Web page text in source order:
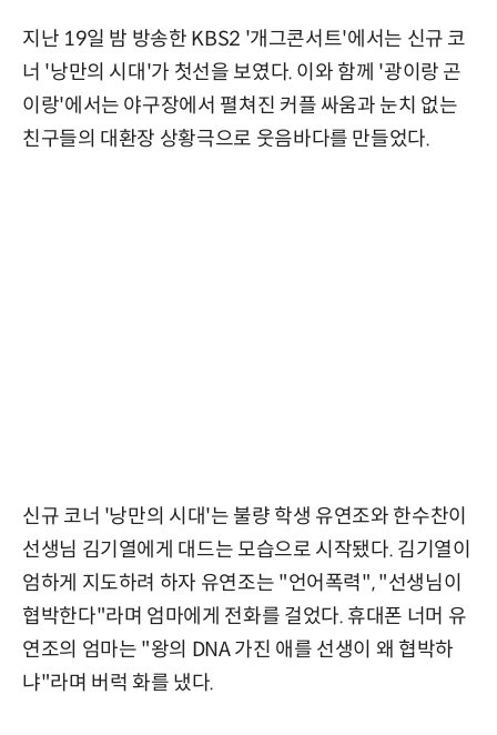
지난 19일 밤 방송한 KBS2 '개그콘서트'에서는 신규 코
너 '낭만의 시대'가 첫선을 보였다. 이와 함께 '광이랑 곤
이랑'에서는 야구장에서 펼쳐진 커플 싸움과 눈치 없는
친구들의 대환장 상황극으로 웃음바다를 만들었다.
신규 코너 '낭만의 시대'는 불량 학생 유연조와 한수찬이
선생님 김기열에게 대드는 모습으로 시작됐다. 김기열이
엄하게 지도하려 하자 유연조는 "언어폭력", "선생님이
협박한다"라며 엄마에게 전화를 걸었다. 휴대폰 너머 유
연조의 엄마는 "왕의 DNA 가진 애를 선생이 왜 협박하
냐"라며 버럭 화를 냈다.